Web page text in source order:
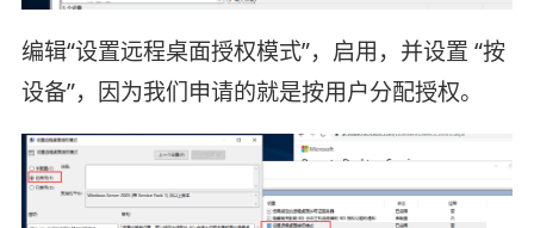
编辑“设置远程桌面授权模式”，启用，并设置 “按
设备”，因为我们申请的就是按用户分配授权。